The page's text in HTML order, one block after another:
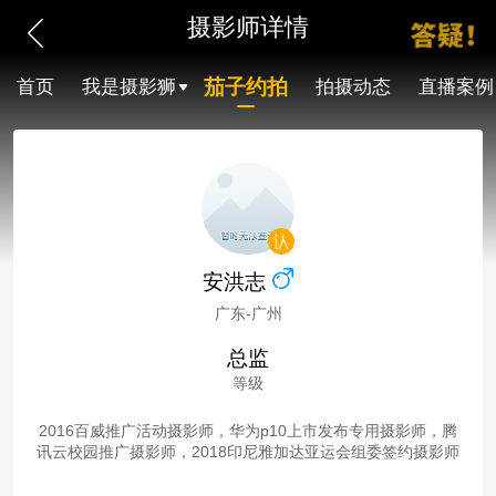
摄影师详情
首页 我是摄影狮 茄子约拍 拍摄动态 直播案例
安洪志
广东-广州
总监
等级
2016百威推广活动摄影师，华为p10上市发布专用摄影师，腾
讯云校园推广摄影师，2018印尼雅加达亚运会组委签约摄影师